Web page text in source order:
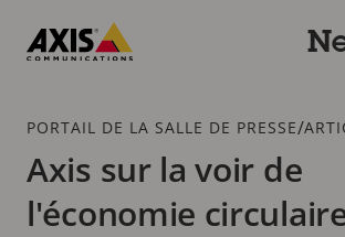
contenu
Fil
d'Ariane
PORTAIL DE LA SALLE DE PRESSE/
Axis sur la voir de
l'économie